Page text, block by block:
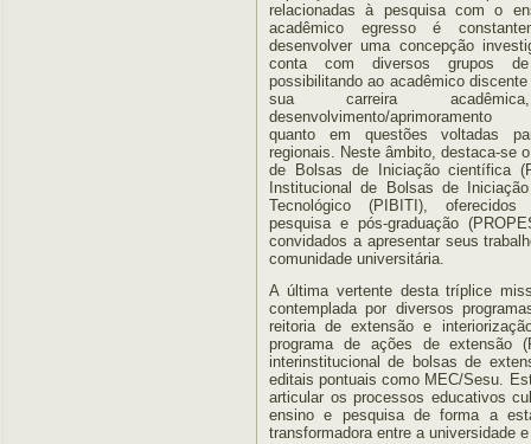
relacionadas à pesquisa com o
acadêmico egresso é
desenvolver uma concepção
conta com diversos grupos de
possibilitando ao acadêmico
sua carreira
desenvolvimento/aprimoramento
quanto em questões voltadas
regionais. Neste âmbito, destaca-se
de Bolsas de Iniciação científica
Institucional de Bolsas de
Tecnológico (PIBITI),
pesquisa e pós-graduação
convidados a apresentar seus
comunidade universitária.
A última vertente desta tríplice
contemplada por diversos
reitoria de extensão e
programa de ações de extensão
interinstitucional de bolsas de
editais pontuais como MEC/Sesu.
articular os processos educativos
ensino e pesquisa de forma a
transformadora entre a universidade